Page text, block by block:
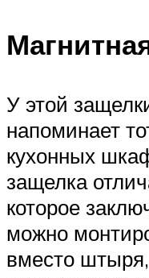
У этой
напоминает
кухонных
защелка
которое
можно
вместо